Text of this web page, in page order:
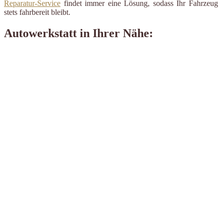
Reparatur-Service findet immer eine Lösung, sodass Ihr Fahrzeug
stets fahrbereit bleibt.
Autowerkstatt in Ihrer Nähe: